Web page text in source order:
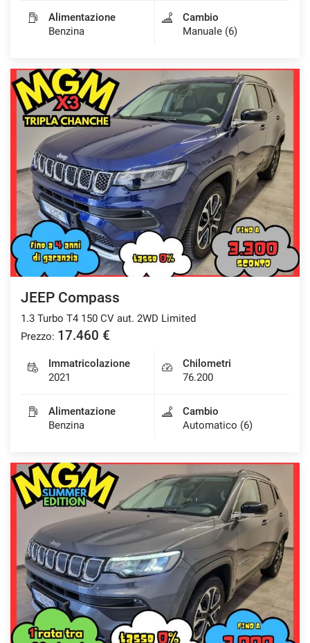
Alimentazione
Benzina
Cambio
Manuale (6)
JEEP Compass
1.3 Turbo T4 150 CV aut. 2WD Limited
Prezzo: 17.460 €
Immatricolazione
2021
Chilometri
76.200
Alimentazione
Benzina
Cambio
Automatico (6)